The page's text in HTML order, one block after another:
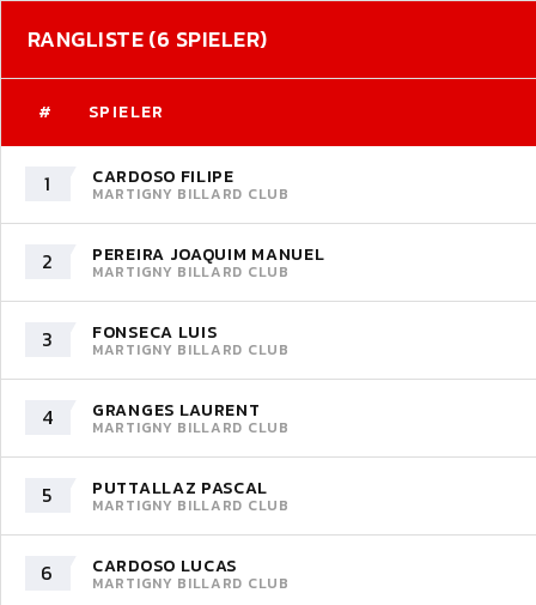
RANGLISTE (6 SPIELER)
# SPIELER
1 CARDOSO FILIPE
MARTIGNY BILLARD CLUB
2 PEREIRA JOAQUIM MANUEL
MARTIGNY BILLARD CLUB
3 FONSECA LUIS
MARTIGNY BILLARD CLUB
4 GRANGES LAURENT
MARTIGNY BILLARD CLUB
5 PUTTALLAZ PASCAL
MARTIGNY BILLARD CLUB
6 CARDOSO LUCAS
MARTIGNY BILLARD CLUB